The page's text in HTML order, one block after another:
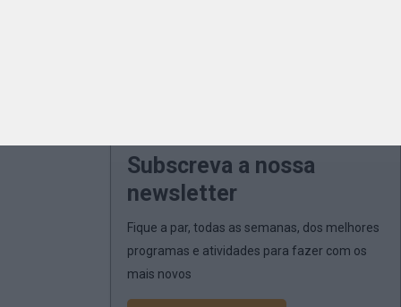
Subscreva a nossa
newsletter
Fique a par, todas as semanas, dos melhores
programas e atividades para fazer com os
mais novos